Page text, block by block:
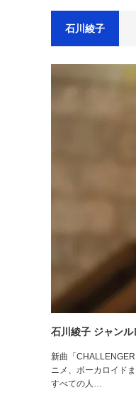
石川綾子
石川綾子 ジャン
新曲「
ニメ、ボーカロイド
すべての人…